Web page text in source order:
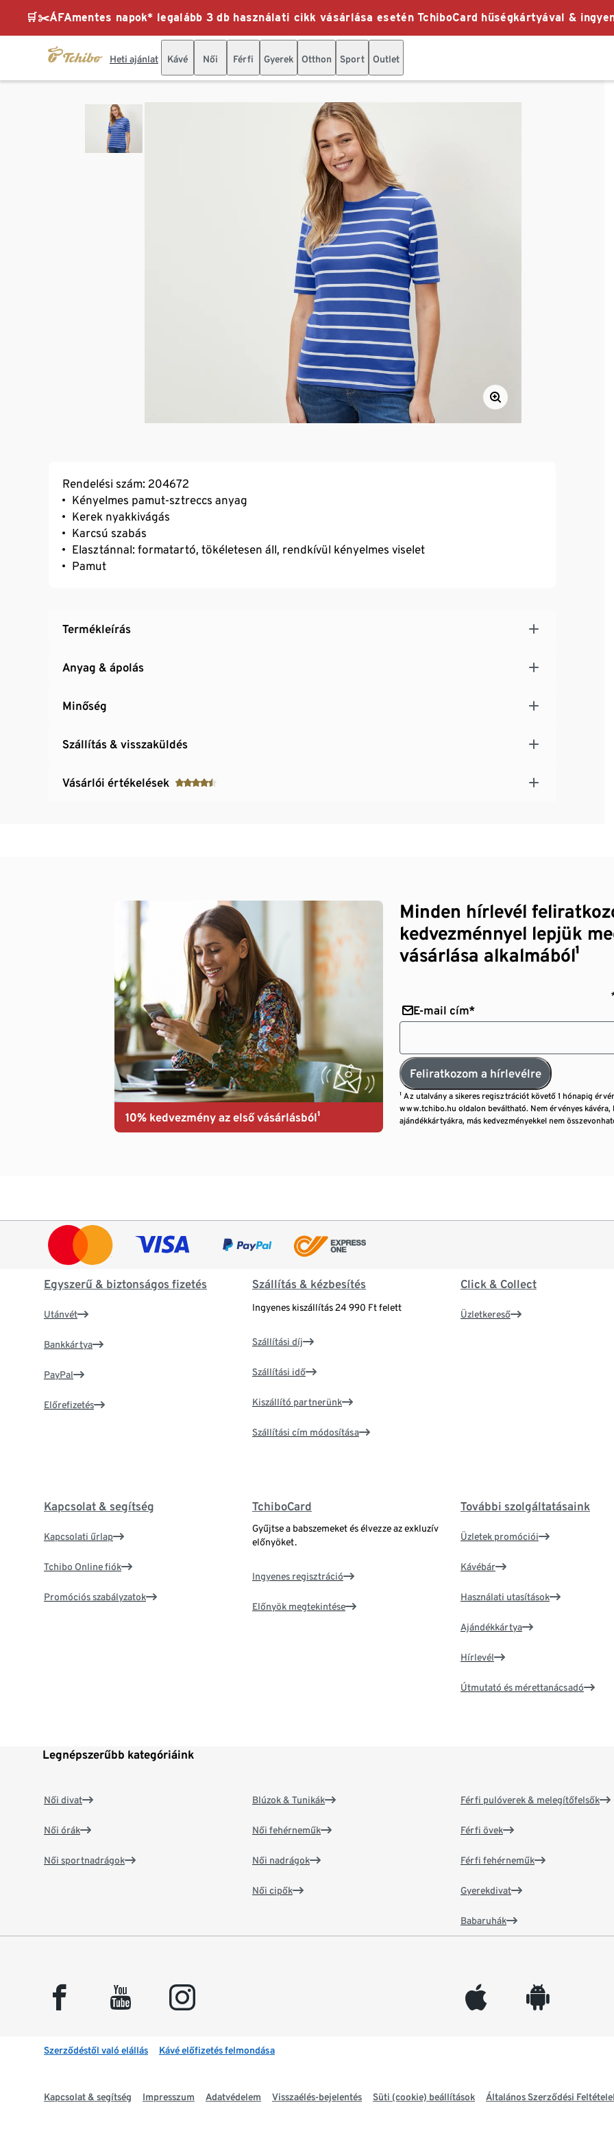
🛒✂️ÁFAmentes napok* legalább 3 db használati cikk vásárlása esetén TchiboCard hűségkártyával &
Heti ajánlat Kávé Női Férfi Gyerek Otthon Sport Outlet
Rendelési szám: 204672
Kényelmes pamut-sztreccs anyag
Kerek nyakkivágás
Karcsú szabás
Elasztánnal: formatartó, tökéletesen áll, rendkívül kényelmes viselet
Pamut
Termékleírás
Anyag & ápolás
Minőség
Szállítás & visszaküldés
Vásárlói értékelések
10% kedvezmény az első vásárlásból¹
Minden hírlevél
kedvezménnyel lepjük
vásárlása alkalmából¹
E-mail cím*
Feliratkozom a hírlevélre
¹ Az utalvány a sikeres regisztrációt követő 1 hónapig
www.tchibo.hu oldalon beváltható. Nem érvényes kávéra,
ajándékkártyákra, más kedvezményekkel nem
Egyszerű & biztonságos fizetés
Utánvét
Bankkártya
PayPal
Előrefizetés
Szállítás & kézbesítés
Ingyenes kiszállítás 24 990 Ft felett
Szállítási díj
Szállítási idő
Kiszállító partnerünk
Szállítási cím módosítása
Click & Collect
Üzletkereső
Kapcsolat & segítség
Kapcsolati űrlap
Tchibo Online fiók
Promóciós szabályzatok
TchiboCard
Gyűjtse a babszemeket és élvezze az exkluzív
előnyöket.
Ingyenes regisztráció
Előnyök megtekintése
További szolgáltatásaink
Üzletek promóciói
Kávébár
Használati utasítások
Ajándékkártya
Hírlevél
Útmutató és mérettanácsadó
Legnépszerűbb kategóriáink
Női divat
Női órák
Női sportnadrágok
Blúzok & Tunikák
Női fehérneműk
Női nadrágok
Női cipők
Férfi pulóverek & melegítőfelsők
Férfi övek
Férfi fehérneműk
Gyerekdivat
Babaruhák
facebook youtube instagram appleinc android
Szerződéstől való elállás Kávé előfizetés felmondása
Kapcsolat & segítség Impresszum Adatvédelem Visszaélés-bejelentés Süti (cookie) beállítások Általános Szerződési